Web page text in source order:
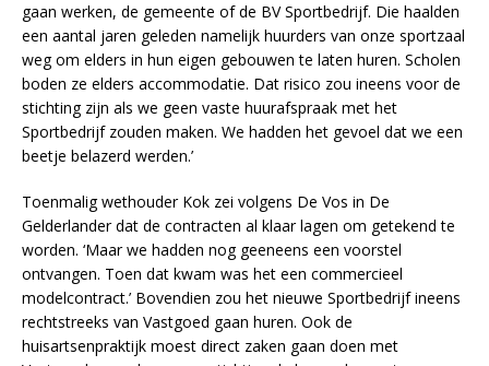
gaan werken, de gemeente of de BV Sportbedrijf. Die haalden
een aantal jaren geleden namelijk huurders van onze sportzaal
weg om elders in hun eigen gebouwen te laten huren. Scholen
boden ze elders accommodatie. Dat risico zou ineens voor de
stichting zijn als we geen vaste huurafspraak met het
Sportbedrijf zouden maken. We hadden het gevoel dat we een
beetje belazerd werden.’
Toenmalig wethouder Kok zei volgens De Vos in De
Gelderlander dat de contracten al klaar lagen om getekend te
worden. ‘Maar we hadden nog geeneens een voorstel
ontvangen. Toen dat kwam was het een commercieel
modelcontract.’ Bovendien zou het nieuwe Sportbedrijf ineens
rechtstreeks van Vastgoed gaan huren. Ook de
huisartsenpraktijk moest direct zaken gaan doen met